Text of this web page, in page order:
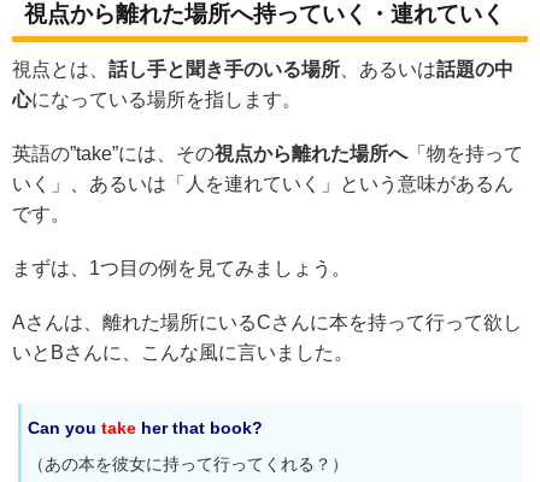
視点から離れた場所へ持っていく・連れていく
視点とは、 話し手と聞き手のいる場所、あるいは話題の中
心になっている場所を指します。
英語の”take”には、その視点から離れた場所へ「物を持って
いく」、あるいは「人を連れていく」という意味があるん
です。
まずは、1つ目の例を見てみましょう。
Aさんは、離れた場所にいるCさんに本を持って行って欲し
いとBさんに、こんな風に言いました。
Can you take her that book?
（あの本を彼女に持って行ってくれる？）